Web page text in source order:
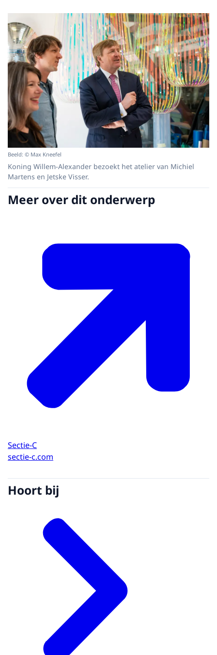
Beeld: © Max Kneefel
Koning Willem-Alexander bezoekt het atelier van Michiel
Martens en Jetske Visser.
Meer over dit onderwerp
Sectie-C
sectie-c.com
Hoort bij